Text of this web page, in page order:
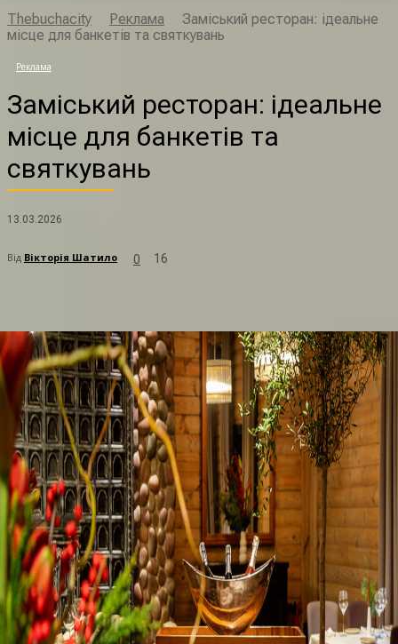
Thebuchacity Реклама
Заміський ресторан: ідеальне
місце для банкетів та святкувань
Реклама
Заміський ресторан: ідеальне
місце для банкетів та
святкувань
13.03.2026
Від Вікторія Шатило 0 16